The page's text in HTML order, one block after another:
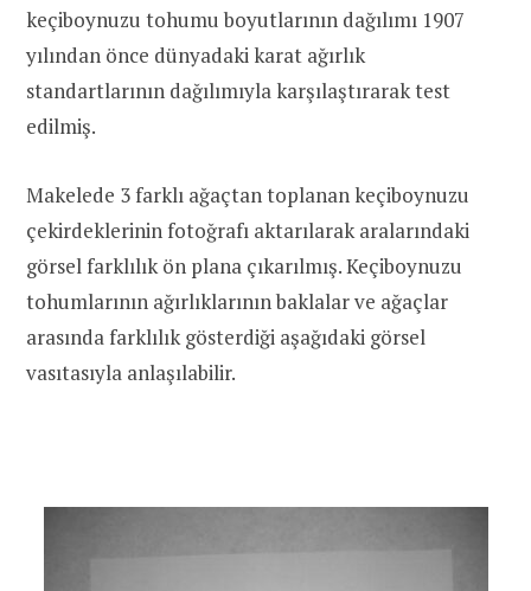
keçiboynuzu tohumu boyutlarının dağılımı 1907
yılından önce dünyadaki karat ağırlık
standartlarının dağılımıyla karşılaştırarak test
edilmiş.
Makelede 3 farklı ağaçtan toplanan keçiboynuzu
çekirdeklerinin fotoğrafı aktarılarak aralarındaki
görsel farklılık ön plana çıkarılmış. Keçiboynuzu
tohumlarının ağırlıklarının baklalar ve ağaçlar
arasında farklılık gösterdiği aşağıdaki görsel
vasıtasıyla anlaşılabilir.